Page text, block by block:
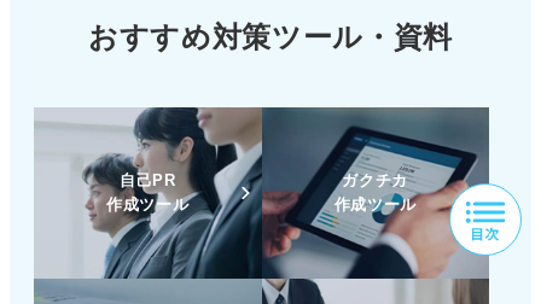
おすすめ対策ツール・資料
自己PR
作成ツール
ガクチカ
作成ツール